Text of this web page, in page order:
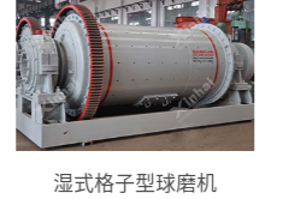
湿式格子型球磨机